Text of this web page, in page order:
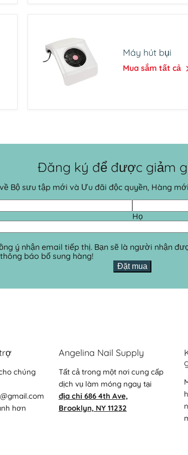
Máy hút bụi
Mua sắm tất cả
Đăng ký để được giảm
Bộ sưu tập mới và Ưu đãi độc quyền, Hàng
Họ
ý nhận email tiếp thị. Bạn sẽ là người nhận
báo bổ sung hàng!
Đặt mua
chúng
hơn
Angelina Nail Supply
Tất cả trong một nơi cung cấp
dịch vụ làm móng ngay tại
địa chỉ 686 4th Ave,
Brooklyn, NY 11232